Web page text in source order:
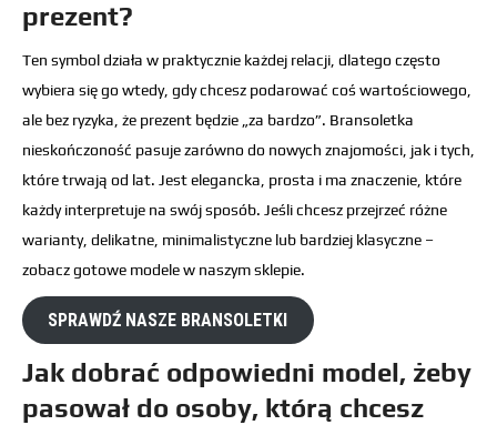
prezent?
Ten symbol działa w praktycznie każdej relacji, dlatego często
wybiera się go wtedy, gdy chcesz podarować coś wartościowego,
ale bez ryzyka, że prezent będzie „za bardzo”. Bransoletka
nieskończoność pasuje zarówno do nowych znajomości, jak i tych,
które trwają od lat. Jest elegancka, prosta i ma znaczenie, które
każdy interpretuje na swój sposób. Jeśli chcesz przejrzeć różne
warianty, delikatne, minimalistyczne lub bardziej klasyczne –
zobacz gotowe modele w naszym sklepie.
SPRAWDŹ NASZE BRANSOLETKI
Jak dobrać odpowiedni model, żeby
pasował do osoby, którą chcesz